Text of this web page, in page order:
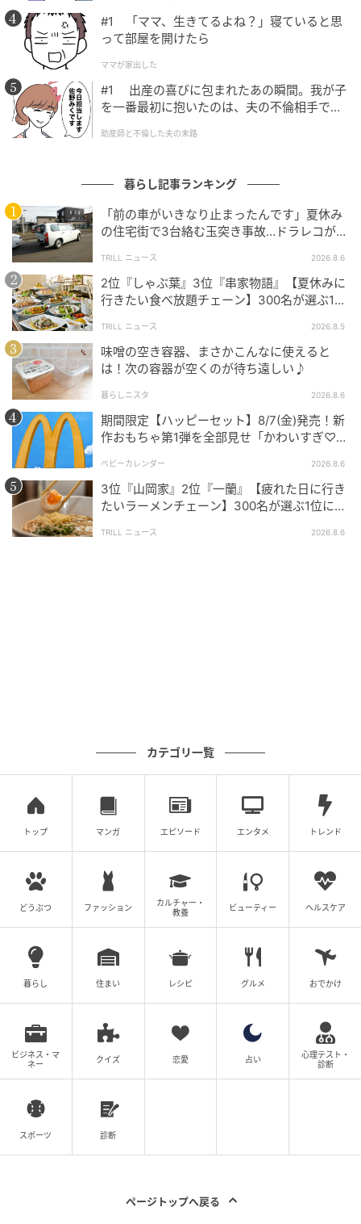
michill
商品名：ステンレス折りたたみ蒸し器（23.5cm）
価格：￥330（税込）
サイズ（約）：23.5cm
販売ショップ：ダイソー
JANコード：4549131985955
michill
michill
使い方はまず、蒸し器に水が届かない程度の水を鍋に
張り、広げた蒸し器を鍋底に敷きます。
あとは食材を置いて鍋蓋をし、火にかけて蒸すだけ。
甘みが引き立ち、とろとろな食感に仕上がります。
せいろを使うなら！『蒸し器・せいろ用シリ
コーンシート』
#1 「ママ、生きてるよね？」寝ていると思
って部屋を開けたら
ママが家出した
#1 出産の喜びに包まれたあの瞬間。我が子
を一番最初に抱いたのは、夫の不倫相手でし
助産師と不倫した夫の末路
暮らし記事ランキング
「前の車がいきなり止まったんです」夏休み
の住宅街で3台絡む玉突き事故…ドラレコが捉
TRILL ニュース 2026.8.6
2位『しゃぶ葉』3位『串家物語』【夏休みに
行きたい食べ放題チェーン】300名が選ぶ1位
TRILL ニュース 2026.8.5
味噌の空き容器、まさかこんなに使えると
は！次の容器が空くのが待ち遠しい♪
暮らしニスタ 2026.8.6
期間限定【ハッピーセット】8/7(金)発売！新
作おもちゃ第1弾を全部見せ「かわいすぎ♡」
ベビーカレンダー 2026.8.6
3位『山岡家』2位『一蘭』【疲れた日に行き
たいラーメンチェーン】300名が選ぶ1位に
る」
TRILL ニュース 2026.8.6
カテゴリ一覧
トップ マンガ エピソード エンタメ トレンド
どうぶつ ファッション
カルチャー・
教養
ビューティー ヘルスケア
暮らし 住まい レシピ グルメ おでかけ
ビジネス・マ
ネー
クイズ 恋愛 占い
心理テスト・
診断
スポーツ 診断
ページトップへ戻る